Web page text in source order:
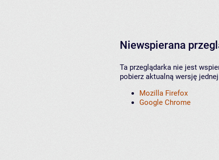
Niewspierana
Ta przeglądarka nie jest
pobierz aktualną wersję
Mozilla Firefox
Google Chrome